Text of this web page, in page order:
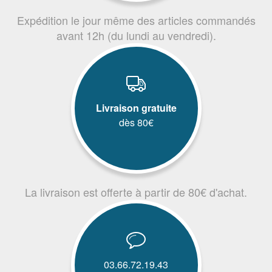
Expédition le jour même des articles commandés
avant 12h (du lundi au vendredi).
Livraison gratuite
dès 80€
La livraison est offerte à partir de 80€ d'achat.
03.66.72.19.43